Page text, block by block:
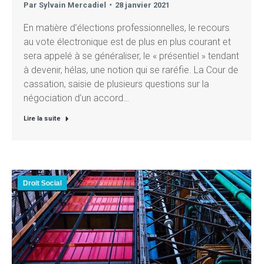
Par Sylvain Mercadiel 28 janvier 2021
En matière d’élections professionnelles, le recours
au vote électronique est de plus en plus courant et
sera appelé à se généraliser, le « présentiel » tendant
à devenir, hélas, une notion qui se raréfie. La Cour de
cassation, saisie de plusieurs questions sur la
négociation d’un accord…
Lire la suite
Droit Social